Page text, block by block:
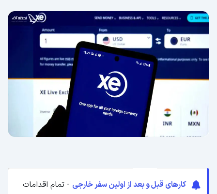
کارهای قبل و بعد از اولین سفر خارجی - تمام اقدامات